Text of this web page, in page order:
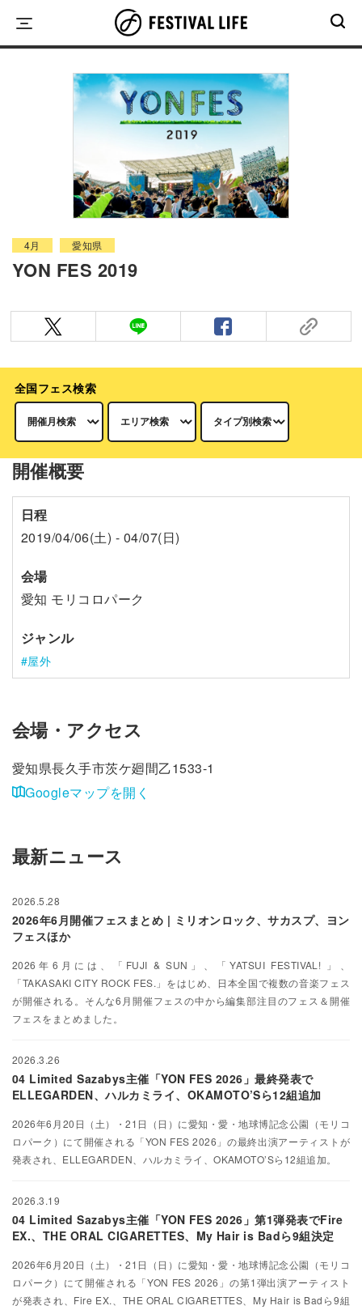
content
4月 愛知県
YON FES 2019
全国フェス検索
開催概要
日程
2019/04/06(土) - 04/07(日)
会場
愛知 モリコロパーク
ジャンル
屋外
会場・アクセス
愛知県長久手市茨ケ廻間乙1533-1
Googleマップを開く
最新ニュース
2026.5.28
2026年6月開催フェスまとめ | ミリオンロック、サカスプ、ヨン
フェスほか
2026年6月には、「FUJI & SUN」、「YATSUI FESTIVAL! 」、
「TAKASAKI CITY ROCK FES.」をはじめ、日本全国で複数の音楽フェス
が開催される。そんな6月開催フェスの中から編集部注目のフェス＆開催
フェスをまとめました。
2026.3.26
04 Limited Sazabys主催「YON FES 2026」最終発表で
ELLEGARDEN、ハルカミライ、OKAMOTO’Sら12組追加
2026年6月20日（土）・21日（日）に愛知・愛・地球博記念公園（モリコ
ロパーク）にて開催される「YON FES 2026」の最終出演アーティストが
発表され、ELLEGARDEN、ハルカミライ、OKAMOTO’Sら12組追加。
2026.3.19
04 Limited Sazabys主催「YON FES 2026」第1弾発表でFire
EX.、THE ORAL CIGARETTES、My Hair is Badら9組決定
2026年6月20日（土）・21日（日）に愛知・愛・地球博記念公園（モリコ
ロパーク）にて開催される「YON FES 2026」の第1弾出演アーティスト
が発表され、Fire EX.、THE ORAL CIGARETTES、My Hair is Badら9組